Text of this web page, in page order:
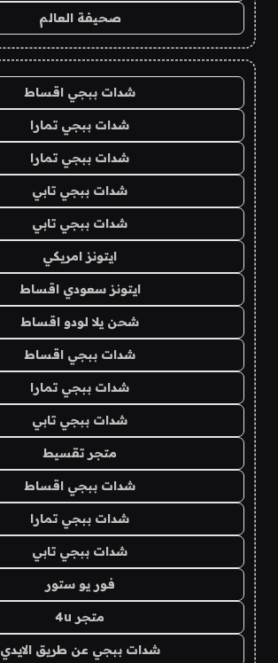
صحيفة العالم
شدات ببجي اقساط
شدات ببجي تمارا
شدات ببجي تمارا
شدات ببجي تابي
شدات ببجي تابي
ايتونز امريكي
ايتونز سعودي اقساط
شحن يلا لودو اقساط
شدات ببجي اقساط
شدات ببجي تمارا
شدات ببجي تابي
متجر تقسيط
شدات ببجي اقساط
شدات ببجي تمارا
شدات ببجي تابي
فور يو ستور
متجر 4u
شدات ببجي عن طريق الايدي